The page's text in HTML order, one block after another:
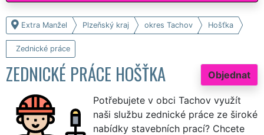
Extra Manžel Plzeňský kraj okres Tachov Hošťka
Zednické práce
Objednat
ZEDNICKÉ PRÁCE HOŠŤKA
Potřebujete v obci Tachov využít
naši službu zednické práce ze široké
nabídky stavebních prací? Chcete